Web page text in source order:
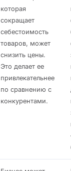
которая
сокращает
себестоимость
товаров, может
снизить цены.
Это делает ее
привлекательнее
по сравнению с
конкурентами.